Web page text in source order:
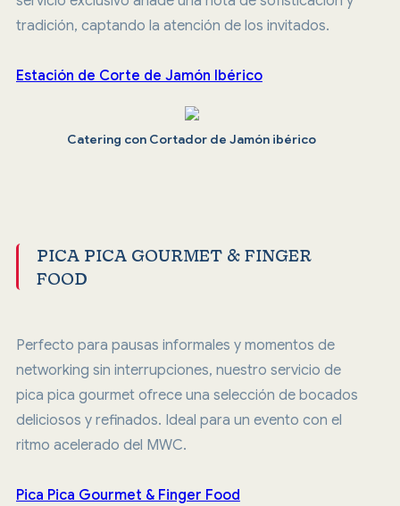
tradición, captando la atención de los invitados.
Estación de Corte de Jamón Ibérico
Catering con Cortador de Jamón ibérico
PICA PICA GOURMET & FINGER
FOOD
Perfecto para pausas informales y momentos de
networking sin interrupciones, nuestro servicio de
pica pica gourmet ofrece una selección de bocados
deliciosos y refinados. Ideal para un evento con el
ritmo acelerado del MWC.
Pica Pica Gourmet & Finger Food